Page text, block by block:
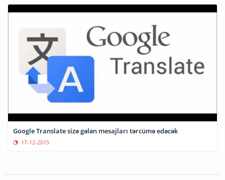
Google Translate sizə gələn mesajları tərcümə edəcək
17-12-2015